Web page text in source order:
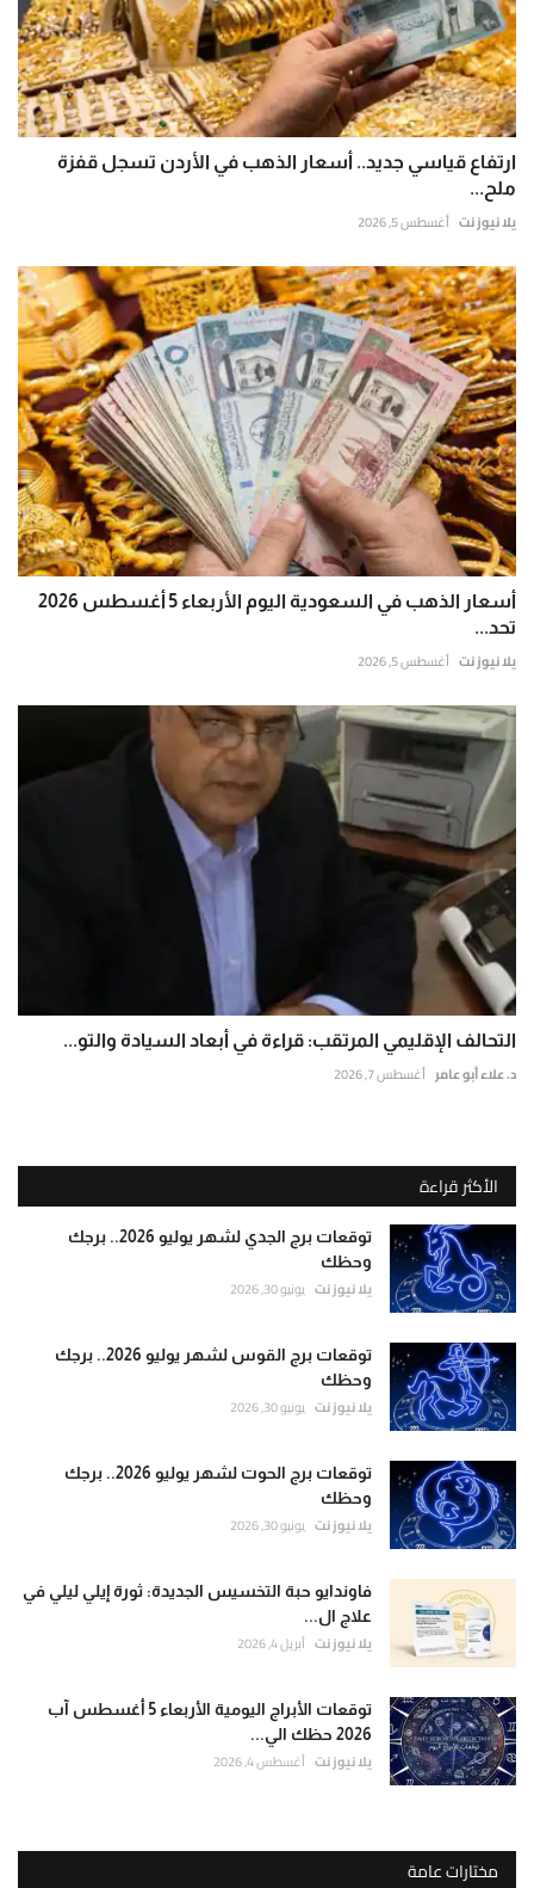
ارتفاع قياسي جديد.. أسعار الذهب في الأردن تسجل قفزة
ملح...
يلا نيوز نت أغسطس 5, 2026
أسعار الذهب في السعودية اليوم الأربعاء 5 أغسطس 2026
تحد...
يلا نيوز نت أغسطس 5, 2026
التحالف الإقليمي المرتقب: قراءة في أبعاد السيادة والتو...
د. علاء أبو عامر أغسطس 7, 2026
الأكثر قراءة
توقعات برج الجدي لشهر يوليو 2026.. برجك
وحظك
يلا نيوز نت يونيو 30, 2026
توقعات برج القوس لشهر يوليو 2026.. برجك
وحظك
يلا نيوز نت يونيو 30, 2026
توقعات برج الحوت لشهر يوليو 2026.. برجك
وحظك
يلا نيوز نت يونيو 30, 2026
فاوندايو حبة التخسيس الجديدة: ثورة إيلي ليلي في
علاج ال...
يلا نيوز نت أبريل 4, 2026
توقعات الأبراج اليومية الأربعاء 5 أغسطس آب
2026 حظك الي...
يلا نيوز نت أغسطس 4, 2026
مختارات عامة